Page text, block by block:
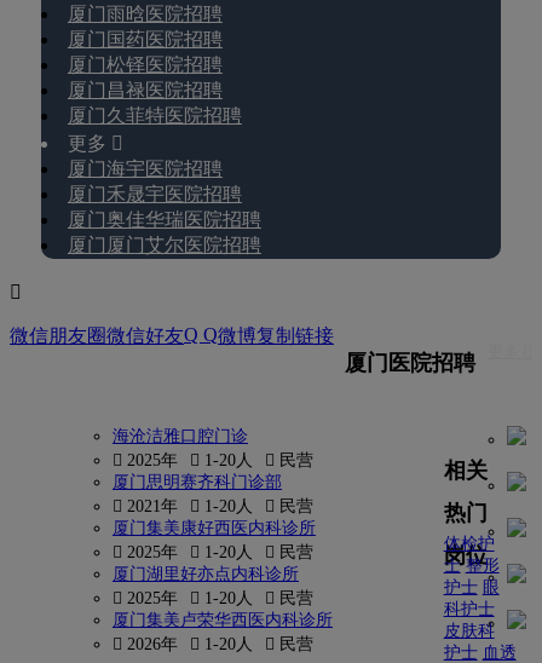
厦门雨晗医院招聘
厦门国药医院招聘
厦门松铎医院招聘
厦门昌禄医院招聘
厦门久菲特医院招聘
更多 
厦门海宇医院招聘
厦门禾晟宇医院招聘
厦门奥佳华瑞医院招聘
厦门厦门艾尔医院招聘

微信朋友圈微信好友Q Q微博复制链接
厦门医院招聘
海沧洁雅口腔门诊
 2025年
 1-20人
 民营
厦门思明赛齐科门诊部
 2021年
 1-20人
 民营
厦门集美康好西医内科诊所
 2025年
 1-20人
 民营
厦门湖里好亦点内科诊所
 2025年
 1-20人
 民营
厦门集美卢荣华西医内科诊所
 2026年
 1-20人  民营
相关
热门
岗位
体检护
士 整形
护士 眼
科护士
皮肤科
护士 血透